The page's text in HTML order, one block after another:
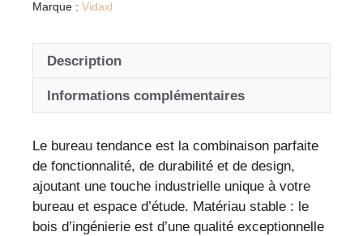
d’ingénierie
fonctionnels
design
moderne
Marque : Vidaxl
Description
Informations complémentaires
Le bureau tendance est la combinaison parfaite
de fonctionnalité, de durabilité et de design,
ajoutant une touche industrielle unique à votre
bureau et espace d’étude. Matériau stable : le
bois d’ingénierie est d’une qualité exceptionnelle